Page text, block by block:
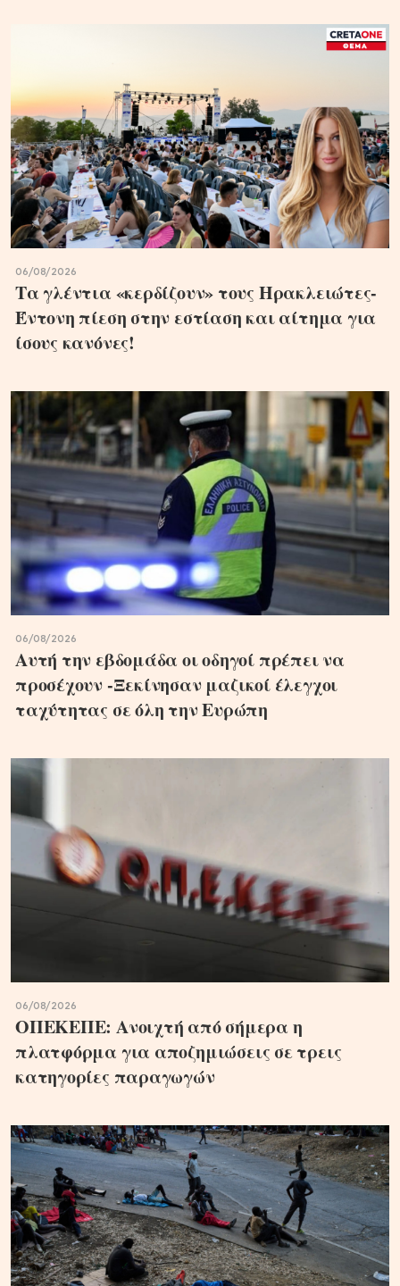
06/08/2026
Τα γλέντια «κερδίζουν» τους Ηρακλειώτες-
Έντονη πίεση στην εστίαση και αίτημα για
ίσους κανόνες!
06/08/2026
Αυτή την εβδομάδα οι οδηγοί πρέπει να
προσέχουν -Ξεκίνησαν μαζικοί έλεγχοι
ταχύτητας σε όλη την Ευρώπη
06/08/2026
ΟΠΕΚΕΠΕ: Ανοιχτή από σήμερα η
πλατφόρμα για αποζημιώσεις σε τρεις
κατηγορίες παραγωγών